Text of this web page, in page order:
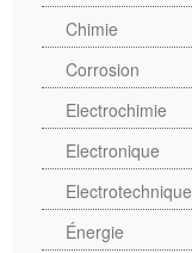
Chimie
Corrosion
Electrochimie
Electronique
Electrotechnique
Énergie